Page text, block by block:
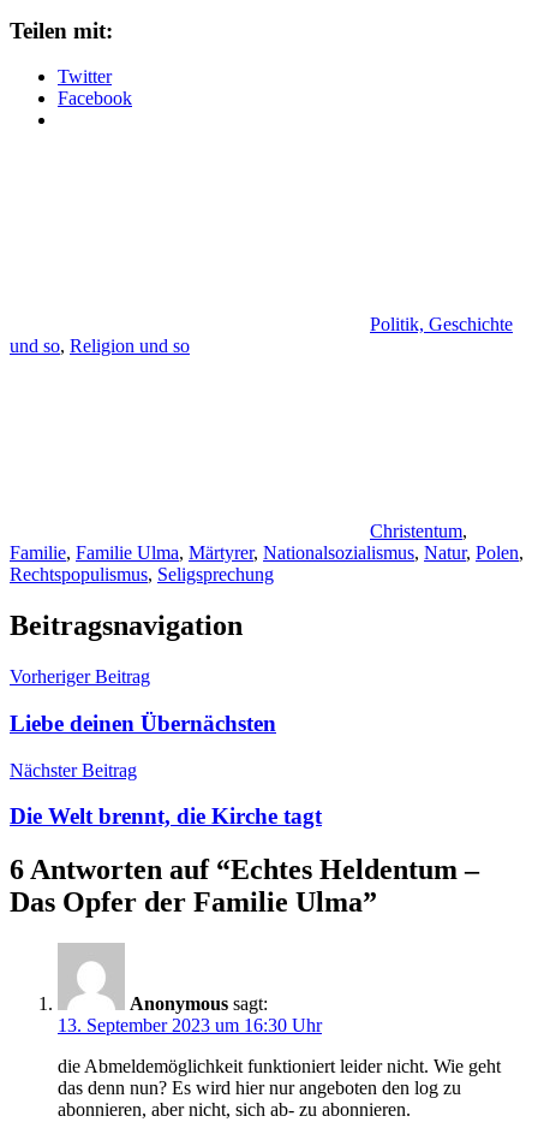
Teilen mit:
Twitter
Facebook
Politik, Geschichte
und so, Religion und so
Christentum,
Familie, Familie Ulma, Märtyrer, Nationalsozialismus, Natur, Polen,
Rechtspopulismus, Seligsprechung
Beitragsnavigation
Vorheriger Beitrag
Liebe deinen Übernächsten
Nächster Beitrag
Die Welt brennt, die Kirche tagt
6 Antworten auf “Echtes Heldentum –
Das Opfer der Familie Ulma”
Anonymous sagt:
13. September 2023 um 16:30 Uhr
die Abmeldemöglichkeit funktioniert leider nicht. Wie geht
das denn nun? Es wird hier nur angeboten den log zu
abonnieren, aber nicht, sich ab- zu abonnieren.